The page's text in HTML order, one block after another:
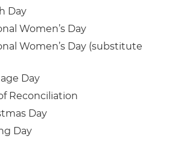
Day
Women’s Day
Women’s Day (substitute
Day
Reconciliation
Day
Day